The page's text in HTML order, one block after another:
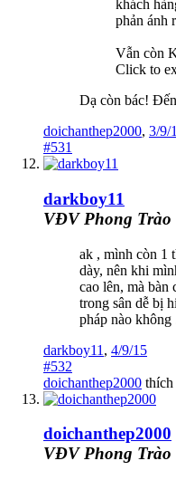
khách
phản ánh
Vẫn còn
Click to
Dạ còn bác!
doichanthep2000, 3/9/
#531
darkboy11
VĐV Phong Trào
ak , mình còn 1
dày, nên khi
cao lên, mà bàn
trong sân dễ bị
pháp nào không
darkboy11 , 4/9/15
#532
doichanthep2000 thích
doichanthep2000
VĐV Phong Trào